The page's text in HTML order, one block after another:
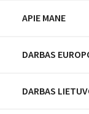
APIE MANE
DARBAS
DARBAS